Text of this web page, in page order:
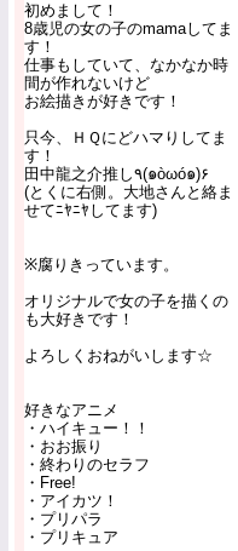
初めまして！
8歳児の女の子のmamaしてま
す！
仕事もしていて、なかなか時
間が作れないけど
お絵描きが好きです！
只今、ＨＱにどハマりしてま
す！
田中龍之介推し٩(๑òωó๑)۶
(とくに右側。大地さんと絡ま
せてﾆﾔﾆﾔしてます)
※腐りきっています。
オリジナルで女の子を描くの
も大好きです！
よろしくおねがいします☆
好きなアニメ
・ハイキュー！！
・おお振り
・終わりのセラフ
・Free!
・アイカツ！
・プリパラ
・プリキュア